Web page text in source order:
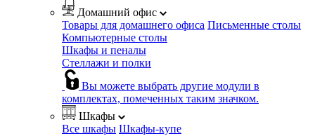
Домашний офис
Товары для домашнего офиса Письменные столы
Компьютерные столы
Шкафы и пеналы
Стеллажи и полки
Вы можете выбрать другие модули в
комплектах, помеченных таким значком.
Шкафы
Все шкафы Шкафы-купе